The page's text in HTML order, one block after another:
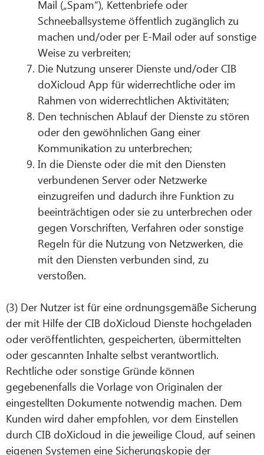
Mail („Spam“), Kettenbriefe oder
Schneeballsysteme öffentlich zugänglich zu
machen und/oder per E-Mail oder auf sonstige
Weise zu verbreiten;
Die Nutzung unserer Dienste und/oder CIB
doXicloud App für widerrechtliche oder im
Rahmen von widerrechtlichen Aktivitäten;
Den technischen Ablauf der Dienste zu stören
oder den gewöhnlichen Gang einer
Kommunikation zu unterbrechen;
In die Dienste oder die mit den Diensten
verbundenen Server oder Netzwerke
einzugreifen und dadurch ihre Funktion zu
beeinträchtigen oder sie zu unterbrechen oder
gegen Vorschriften, Verfahren oder sonstige
Regeln für die Nutzung von Netzwerken, die
mit den Diensten verbunden sind, zu
verstoßen.
(3) Der Nutzer ist für eine ordnungsgemäße Sicherung
der mit Hilfe der CIB doXicloud Dienste hochgeladen
oder veröffentlichten, gespeicherten, übermittelten
oder gescannten Inhalte selbst verantwortlich.
Rechtliche oder sonstige Gründe können
gegebenenfalls die Vorlage von Originalen der
eingestellten Dokumente notwendig machen. Dem
Kunden wird daher empfohlen, vor dem Einstellen
durch CIB doXicloud in die jeweilige Cloud, auf seinen
eigenen Systemen eine Sicherungskopie der